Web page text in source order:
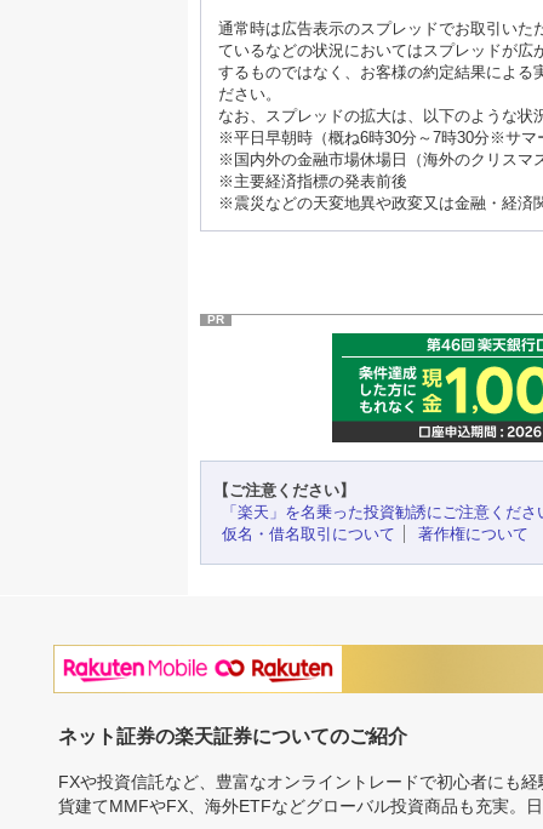
通常時は広告表示のスプレッドでお取引い
ているなどの状況においてはスプレッドが
するものではなく、お客様の約定結果によ
ださい。
なお、スプレッドの拡大は、以下のような状
※平日早朝時（概ね6時30分～7時30分※サマ
※国内外の金融市場休場日（海外のクリスマ
※主要経済指標の発表前後
※震災などの天変地異や政変又は金融・経済
PR
【ご注意ください】
「楽天」を名乗った投資勧誘にご注意くださ
仮名・借名取引について
著作権について
ネット証券の楽天証券についてのご紹介
FXや投資信託など、豊富なオンライントレードで初心者にも
貨建てMMFやFX、海外ETFなどグローバル投資商品も充実。